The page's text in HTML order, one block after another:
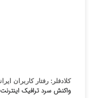
کلادفلر: رفتار کاربران
واکنش سرد ترافیک اینترنت